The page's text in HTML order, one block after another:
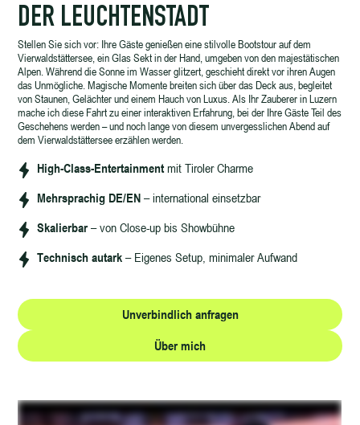
DER LEUCHTENSTADT
Stellen Sie sich vor: Ihre Gäste genießen eine stilvolle Bootstour auf dem
Vierwaldstättersee, ein Glas Sekt in der Hand, umgeben von den majestätischen
Alpen. Während die Sonne im Wasser glitzert, geschieht direkt vor ihren Augen
das Unmögliche. Magische Momente breiten sich über das Deck aus, begleitet
von Staunen, Gelächter und einem Hauch von Luxus. Als Ihr Zauberer in Luzern
mache ich diese Fahrt zu einer interaktiven Erfahrung, bei der Ihre Gäste Teil des
Geschehens werden – und noch lange von diesem unvergesslichen Abend auf
dem Vierwaldstättersee erzählen werden.
High-Class-Entertainmentmit Tiroler Charme
Mehrsprachig DE/EN– international einsetzbar
Skalierbar– von Close-up bis Showbühne
Technisch autark– Eigenes Setup, minimaler Aufwand
Unverbindlich anfragen
Über mich